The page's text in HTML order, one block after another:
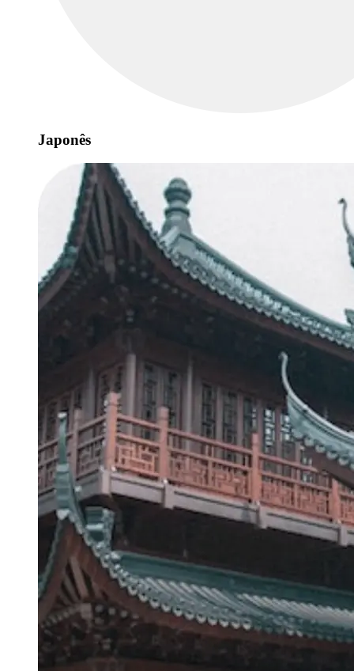
Japonês